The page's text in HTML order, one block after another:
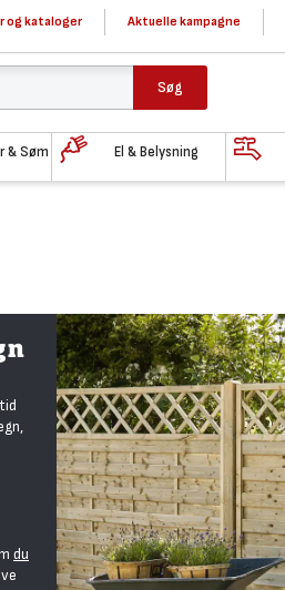
og kataloger Aktuelle kampagne
Søg
& Søm El & Belysning
du